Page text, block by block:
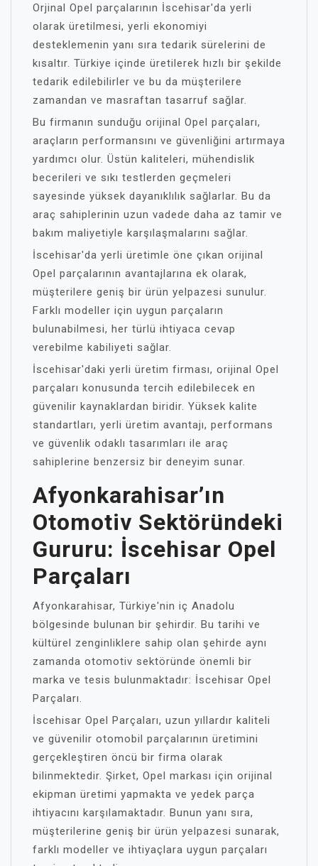
Orjinal Opel parçalarının İscehisar'da yerli
olarak üretilmesi, yerli ekonomiyi
desteklemenin yanı sıra tedarik sürelerini de
kısaltır. Türkiye içinde üretilerek hızlı bir şekilde
tedarik edilebilirler ve bu da müşterilere
zamandan ve masraftan tasarruf sağlar.
Bu firmanın sunduğu orijinal Opel parçaları,
araçların performansını ve güvenliğini artırmaya
yardımcı olur. Üstün kaliteleri, mühendislik
becerileri ve sıkı testlerden geçmeleri
sayesinde yüksek dayanıklılık sağlarlar. Bu da
araç sahiplerinin uzun vadede daha az tamir ve
bakım maliyetiyle karşılaşmalarını sağlar.
İscehisar'da yerli üretimle öne çıkan orijinal
Opel parçalarının avantajlarına ek olarak,
müşterilere geniş bir ürün yelpazesi sunulur.
Farklı modeller için uygun parçaların
bulunabilmesi, her türlü ihtiyaca cevap
verebilme kabiliyeti sağlar.
İscehisar'daki yerli üretim firması, orijinal Opel
parçaları konusunda tercih edilebilecek en
güvenilir kaynaklardan biridir. Yüksek kalite
standartları, yerli üretim avantajı, performans
ve güvenlik odaklı tasarımları ile araç
sahiplerine benzersiz bir deneyim sunar.
Afyonkarahisar’ın
Otomotiv Sektöründeki
Gururu: İscehisar Opel
Parçaları
Afyonkarahisar, Türkiye'nin iç Anadolu
bölgesinde bulunan bir şehirdir. Bu tarihi ve
kültürel zenginliklere sahip olan şehirde aynı
zamanda otomotiv sektöründe önemli bir
marka ve tesis bulunmaktadır: İscehisar Opel
Parçaları.
İscehisar Opel Parçaları, uzun yıllardır kaliteli
ve güvenilir otomobil parçalarının üretimini
gerçekleştiren öncü bir firma olarak
bilinmektedir. Şirket, Opel markası için orijinal
ekipman üretimi yapmakta ve yedek parça
ihtiyacını karşılamaktadır. Bunun yanı sıra,
müşterilerine geniş bir ürün yelpazesi sunarak,
farklı modeller ve ihtiyaçlara uygun parçaları